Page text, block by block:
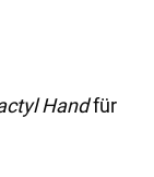
Handfür